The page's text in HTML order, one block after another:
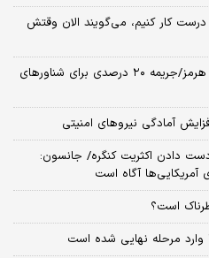
درست کار کنیم، می‌گویند الان وقتش
جزئیاتی از طرح راهبردی امنیت تنگه هرمز/جریمه ۲۰ درصدی برای شناورهای
آمادگی نیروهای امنیتی
دادن اکثریت کنگره/ جانسون:
آمریکایی‌ها آگاه است
است؟
وارد مرحله نهایی شده است